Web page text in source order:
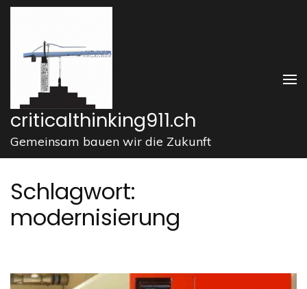
Zum
springen
drücken)
criticalthinking911.ch
Gemeinsam bauen wir die Zukunft
Schlagwort:
modernisierung